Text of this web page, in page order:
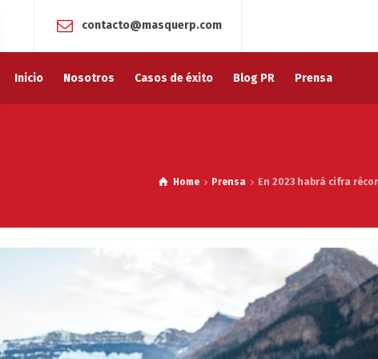
contacto@masquerp.com
Inicio Nosotros Casos de éxito Blog PR Prensa
Home Prensa En 2023 habrá cifra